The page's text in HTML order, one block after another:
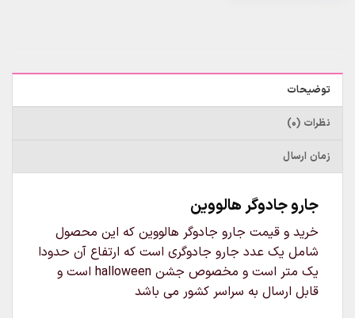
توضیحات
نظرات (0)
زمان ارسال
جارو جادوگر هالووین
خرید و قیمت جارو جادوگر هالووین که این محصول
شامل یک عدد جارو جادوگری است که ارتفاع آن حدودا
یک متر است و مخصوص جشن halloween است و
قابل ارسال به سراسر کشور می باشد